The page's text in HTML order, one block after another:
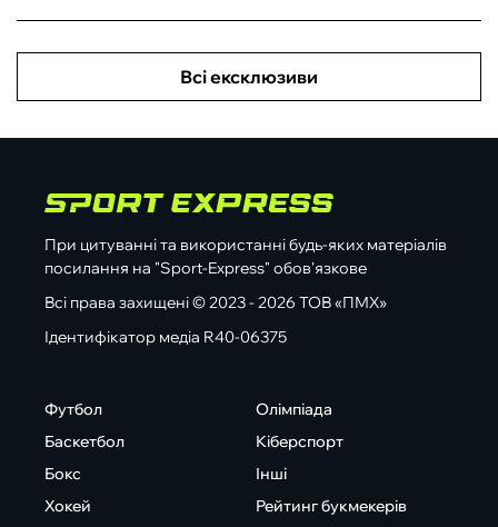
Всі ексклюзиви
При цитуванні та використанні будь-яких матеріалів
посилання на "Sport-Express" обов'язкове
Всі права захищені © 2023 - 2026 ТОВ «ПМХ»
Ідентифікатор медіа R40-06375
Футбол
Баскетбол
Бокс
Хокей
Олімпіада
Кіберспорт
Інші
Рейтинг букмекерів